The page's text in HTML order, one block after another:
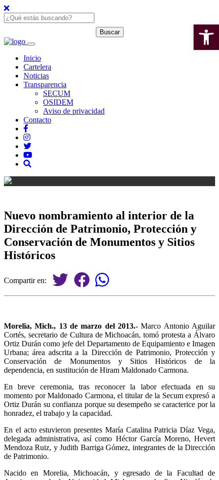
Inicio
Cartelera
Noticias
Transparencia
SECUM
OSIDEM
Aviso de privacidad
Contacto
Nuevo nombramiento al interior de la
Dirección de Patrimonio, Protección y
Conservación de Monumentos y Sitios
Históricos
Compartir en:
Morelia, Mich., 13 de marzo del 2013.-Marco Antonio Aguilar
Cortés, secretario de Cultura de Michoacán, tomó protesta a Álvaro
Ortiz Durán como jefe del Departamento de Equipamiento e Imagen
Urbana; área adscrita a la Dirección de Patrimonio, Protección y
Conservación de Monumentos y Sitios Históricos de la
dependencia, en sustitución de Hiram Maldonado Carmona.
En breve ceremonia, tras reconocer la labor efectuada en su
momento por Maldonado Carmona, el titular de la Secum expresó a
Ortiz Durán su confianza porque su desempeño se caracterice por la
honradez, el trabajo y la capacidad.
En el acto estuvieron presentes María Catalina Patricia Díaz Vega,
delegada administrativa, así como Héctor García Moreno, Hevert
Mendoza Ruiz, y Judith Barriga Gómez, integrantes de la Dirección
de Patrimonio.
Nacido en Morelia, Michoacán, y egresado de la Facultad de